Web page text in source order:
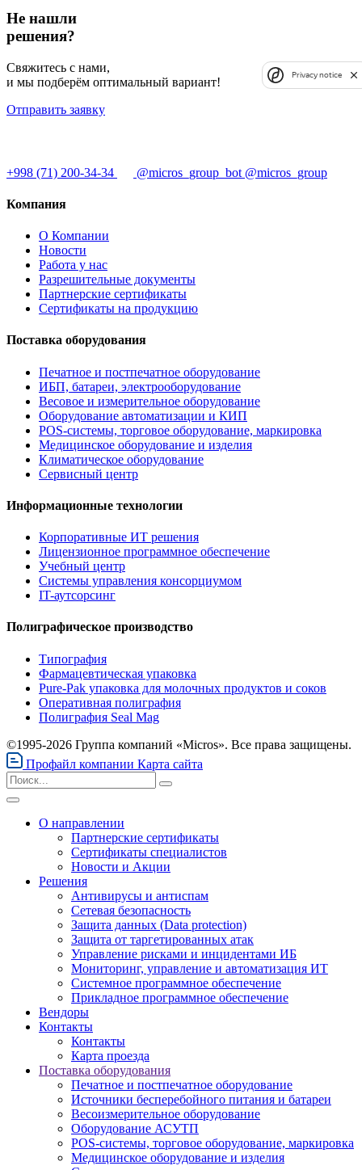
Не нашли
решения?
Свяжитесь с нами,
и мы подберём оптимальный вариант!
Отправить заявку
+998 (71) 200-34-34 @micros_group_bot @micros_group
Компания
О Компании
Новости
Работа у нас
Разрешительные документы
Партнерские сертификаты
Сертификаты на продукцию
Поставка оборудования
Печатное и постпечатное оборудование
ИБП, батареи, электрооборудование
Весовое и измерительное оборудование
Оборудование автоматизации и КИП
POS-системы, торговое оборудование, маркировка
Медицинское оборудование и изделия
Климатическое оборудование
Сервисный центр
Информационные технологии
Корпоративные ИТ решения
Лицензионное программное обеспечение
Учебный центр
Системы управления консорциумом
IT-аутсорсинг
Полиграфическое производство
Типография
Фармацевтическая упаковка
Pure-Pak упаковка для молочных продуктов и соков
Оперативная полиграфия
Полиграфия Seal Mag
©1995-2026 Группа компаний «Micros». Все права защищены.
Профайл компании Карта сайта
О направлении
Партнерские сертификаты
Сертификаты специалистов
Новости и Акции
Решения
Антивирусы и антиспам
Сетевая безопасность
Защита данных (Data protection)
Защита от таргетированных атак
Управление рисками и инцидентами ИБ
Мониторинг, управление и автоматизация ИТ
Системное программное обеспечение
Прикладное программное обеспечение
Вендоры
Контакты
Контакты
Карта проезда
Поставка оборудования
Печатное и постпечатное оборудование
Источники бесперебойного питания и батареи
Весоизмерительное оборудование
Оборудование АСУТП
POS-системы, торговое оборудование, маркировка
Медицинское оборудование и изделия
Privacy notice